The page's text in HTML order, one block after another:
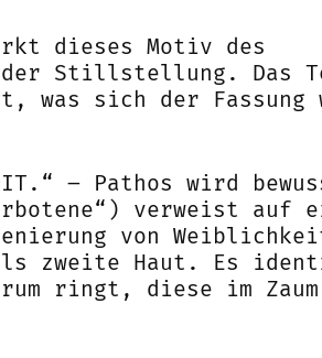
dieses Motiv des
Stillstellung. Das
was sich der Fassung
– Pathos wird
verweist auf
von
zweite Haut. Es
ringt, diese im